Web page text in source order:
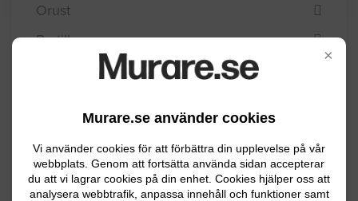
×
Murare.se använder cookies
Vi använder cookies för att förbättra din upplevelse på vår
webbplats. Genom att fortsätta använda sidan accepterar
du att vi lagrar cookies på din enhet. Cookies hjälper oss att
analysera webbtrafik, anpassa innehåll och funktioner samt
Orust
Partille
Sotenäs
Stenungsund
Strömstad